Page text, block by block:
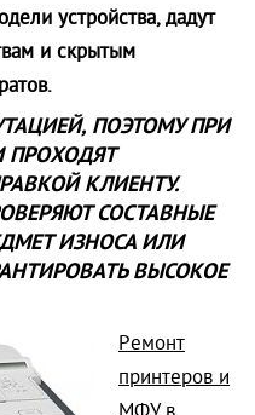
устройства, дадут
и скрытым
ПОЭТОМУ ПРИ
ПРОХОДЯТ
КЛИЕНТУ.
СОСТАВНЫЕ
ИЗНОСА ИЛИ
ВЫСОКОЕ
Ремонт
принтеров и